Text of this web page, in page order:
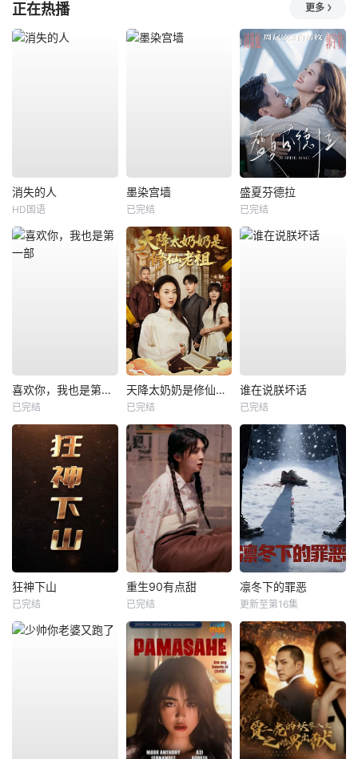
正在热播 更多
消失的人
HD国语
墨染宫墙
已完结
盛夏芬德拉
已完结
喜欢你，我也是第一部
已完结
天降太奶奶是修仙老祖
已完结
谁在说朕坏话
已完结
狂神下山
已完结
重生90有点甜
已完结
凛冬下的罪恶
更新至第16集